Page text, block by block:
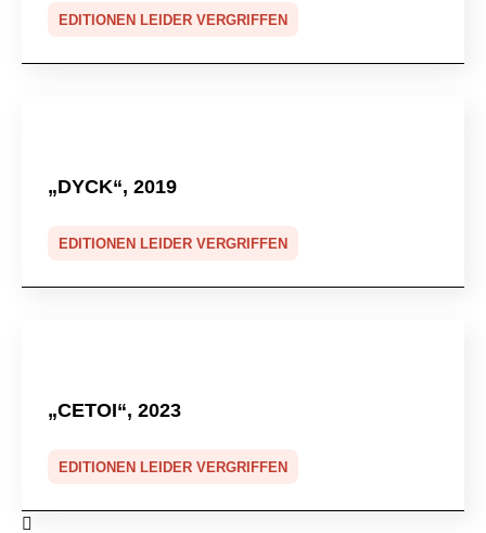
EDITIONEN LEIDER VERGRIFFEN
„DYCK“, 2019
EDITIONEN LEIDER VERGRIFFEN
„CETOI“, 2023
EDITIONEN LEIDER VERGRIFFEN